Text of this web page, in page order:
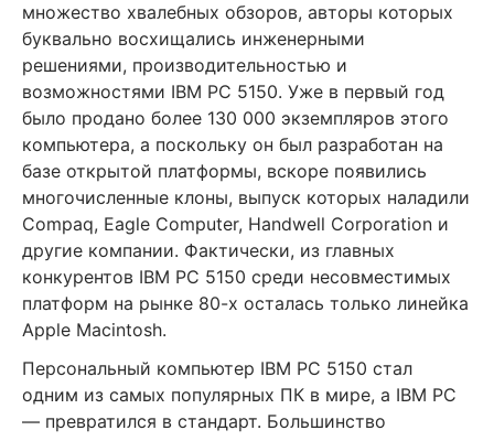
множество хвалебных обзоров, авторы которых
буквально восхищались инженерными
решениями, производительностью и
возможностями IBM PC 5150. Уже в первый год
было продано более 130 000 экземпляров этого
компьютера, а поскольку он был разработан на
базе открытой платформы, вскоре появились
многочисленные клоны, выпуск которых наладили
Compaq, Eagle Computer, Handwell Corporation и
другие компании. Фактически, из главных
конкурентов IBM PC 5150 среди несовместимых
платформ на рынке 80-х осталась только линейка
Apple Macintosh.
Персональный компьютер IBM PC 5150 стал
одним из самых популярных ПК в мире, а IBM PC
— превратился в стандарт. Большинство